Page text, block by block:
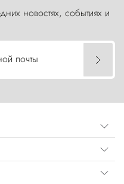
новостях, событиях и
почты